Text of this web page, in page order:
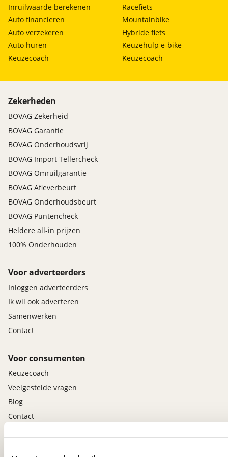
Inruilwaarde berekenen
Auto financieren
Auto verzekeren
Auto huren
Keuzecoach
Racefiets
Mountainbike
Hybride fiets
Keuzehulp e-bike
Keuzecoach
Zekerheden
BOVAG Zekerheid
BOVAG Garantie
BOVAG Onderhoudsvrij
BOVAG Import Tellercheck
BOVAG Omruilgarantie
BOVAG Afleverbeurt
BOVAG Onderhoudsbeurt
BOVAG Puntencheck
Heldere all-in prijzen
100% Onderhouden
Voor adverteerders
Inloggen adverteerders
Ik wil ook adverteren
Samenwerken
Contact
Voor consumenten
Keuzecoach
Veelgestelde vragen
Blog
Contact